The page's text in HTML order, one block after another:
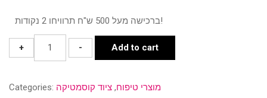
ברכישה מעל 500 ש"ח תרוויחו 2 נקודות!
+
רצועות
שעווה
להסרת
- Add to cart
Categories: מוצרי טיפוח, ציוד קוסמטיקה